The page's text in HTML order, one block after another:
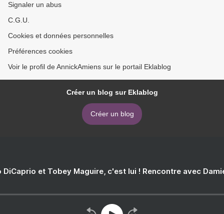
Signaler un abus
C.G.U.
Cookies et données personnelles
Préférences cookies
Voir le profil de AnnickAmiens sur le portail Eklablog
Créer un blog sur Eklablog
Créer un blog
DiCaprio et Tobey Maguire, c'est lui ! Rencontre avec